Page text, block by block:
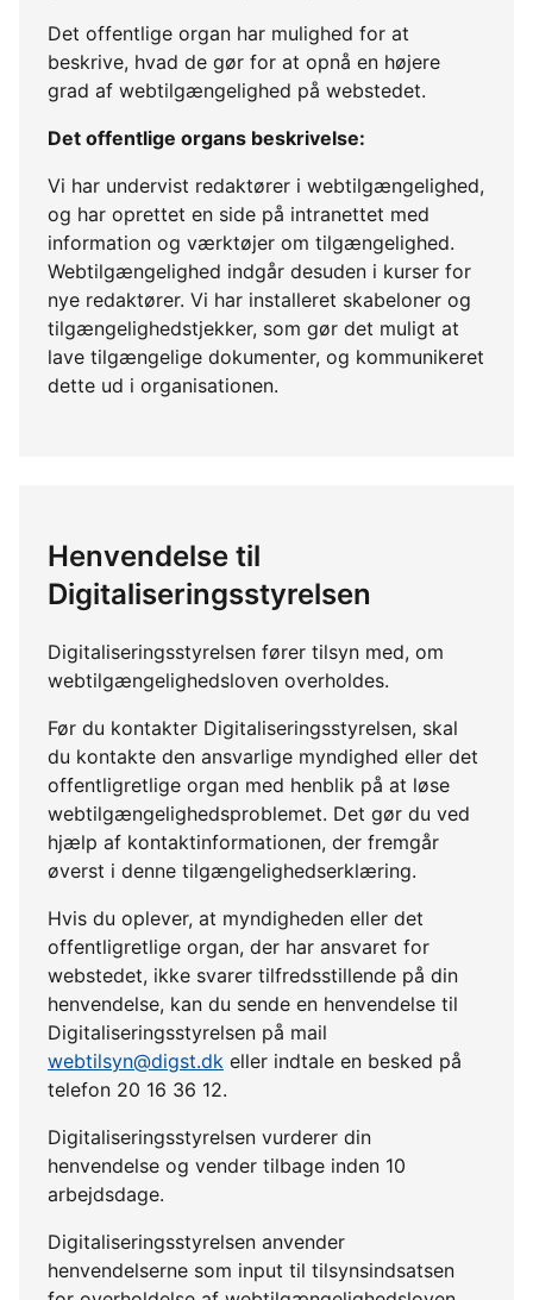
Det offentlige organ har mulighed for at
beskrive, hvad de gør for at opnå en højere
grad af webtilgængelighed på webstedet.
Det offentlige organs beskrivelse:
Vi har undervist redaktører i webtilgængelighed,
og har oprettet en side på intranettet med
information og værktøjer om tilgængelighed.
Webtilgængelighed indgår desuden i kurser for
nye redaktører. Vi har installeret skabeloner og
tilgængelighedstjekker, som gør det muligt at
lave tilgængelige dokumenter, og kommunikeret
dette ud i organisationen.
Henvendelse til
Digitaliseringsstyrelsen
Digitaliseringsstyrelsen fører tilsyn med, om
webtilgængelighedsloven overholdes.
Før du kontakter Digitaliseringsstyrelsen, skal
du kontakte den ansvarlige myndighed eller det
offentligretlige organ med henblik på at løse
webtilgængelighedsproblemet. Det gør du ved
hjælp af kontaktinformationen, der fremgår
øverst i denne tilgængelighedserklæring.
Hvis du oplever, at myndigheden eller det
offentligretlige organ, der har ansvaret for
webstedet, ikke svarer tilfredsstillende på din
henvendelse, kan du sende en henvendelse til
Digitaliseringsstyrelsen på mail
webtilsyn@digst.dk eller indtale en besked på
telefon 20 16 36 12.
Digitaliseringsstyrelsen vurderer din
henvendelse og vender tilbage inden 10
arbejdsdage.
Digitaliseringsstyrelsen anvender
henvendelserne som input til tilsynsindsatsen